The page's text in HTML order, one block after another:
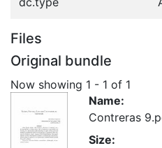
Files
Original bundle
Now showing 1 - 1 of 1
Name:
Contreras
Size: